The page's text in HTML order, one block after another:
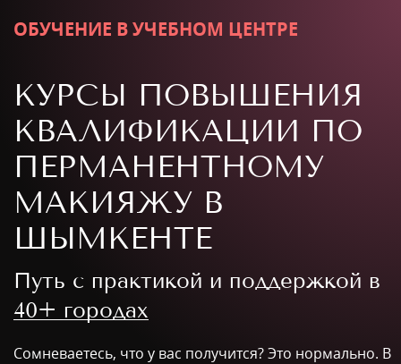
ОБУЧЕНИЕ В УЧЕБНОМ ЦЕНТРЕ
КУРСЫ ПОВЫШЕНИЯ
КВАЛИФИКАЦИИ ПО
ПЕРМАНЕНТНОМУ
МАКИЯЖУ В
ШЫМКЕНТЕ
Путь с практикой и поддержкой в
40+ городах
Сомневаетесь, что у вас получится? Это нормально. В